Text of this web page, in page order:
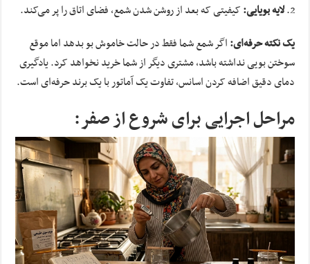
لایه بویایی:کیفیتی که بعد از روشن شدن شمع، فضای اتاق را پر می‌کند.
یک نکته حرفه‌ای:اگر شمع شما فقط در حالت خاموش بو بدهد اما موقع
سوختن بویی نداشته باشد، مشتری دیگر از شما خرید نخواهد کرد. یادگیری
دمای دقیق اضافه کردن اسانس، تفاوت یک آماتور با یک برند حرفه‌ای است.
مراحل اجرایی برای شروع از صفر: